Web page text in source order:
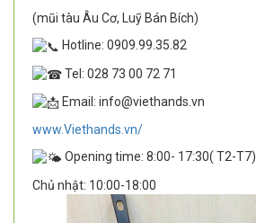
(mũi tàu Âu Cơ, Luỹ Bán Bích)
Hotline: 0909.99.35.82
Tel: 028 73 00 72 71
Email: info@viethands.vn
www.Viethands.vn/
Opening time: 8:00- 17:30( T2-T7)
Chủ nhật: 10:00-18:00